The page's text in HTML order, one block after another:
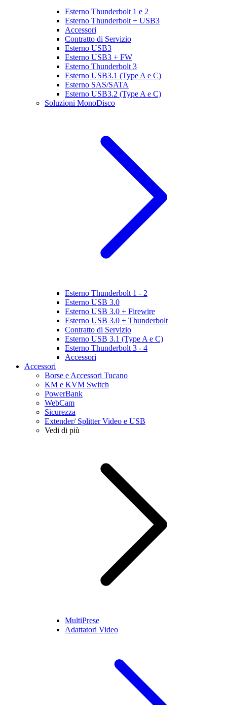
Esterno Thunderbolt 1 e 2
Esterno Thunderbolt + USB3
Accessori
Contratto di Servizio
Esterno USB3
Esterno USB3 + FW
Esterno Thunderbolt 3
Esterno USB3.1 (Type A e C)
Esterno SAS/SATA
Esterno USB3.2 (Type A e C)
Soluzioni MonoDisco
Esterno Thunderbolt 1 - 2
Esterno USB 3.0
Esterno USB 3.0 + Firewire
Esterno USB 3.0 + Thunderbolt
Contratto di Servizio
Esterno USB 3.1 (Type A e C)
Esterno Thunderbolt 3 - 4
Accessori
Accessori
Borse e Accessori Tucano
KM e KVM Switch
PowerBank
WebCam
Sicurezza
Extender/ Splitter Video e USB
Vedi di più
MultiPrese
Adattatori Video